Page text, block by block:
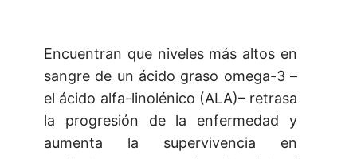
Encuentran que niveles más altos en
sangre de un ácido graso omega-3 –
el ácido alfa-linolénico (ALA)– retrasa
la progresión de la enfermedad y
aumenta la supervivencia en